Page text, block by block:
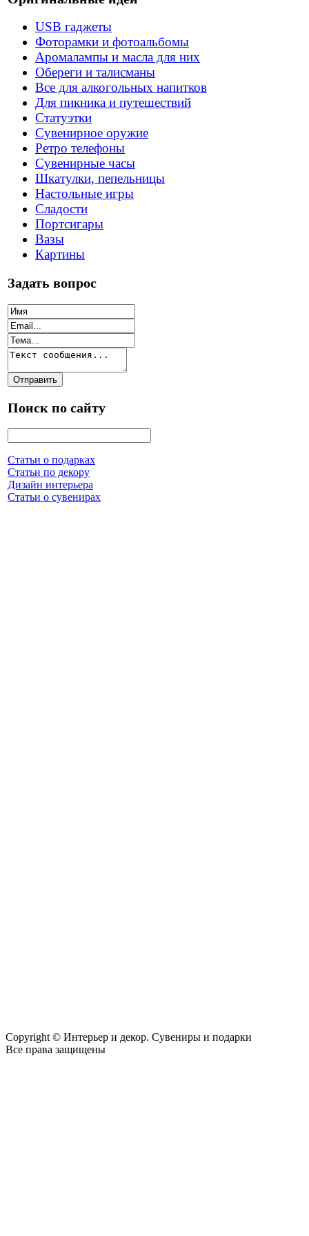
USB гаджеты
Фоторамки и фотоальбомы
Аромалампы и масла для них
Обереги и талисманы
Все для алкогольных напитков
Для пикника и путешествий
Статуэтки
Сувенирное оружие
Ретро телефоны
Сувенирные часы
Шкатулки, пепельницы
Настольные игры
Сладости
Портсигары
Вазы
Картины
Задать вопрос
Поиск по сайту
Статьи о подарках
Статьи по декору
Дизайн интерьера
Статьи о сувенирах
Copyright © Интерьер и декор. Сувениры и подарки
Все права защищены